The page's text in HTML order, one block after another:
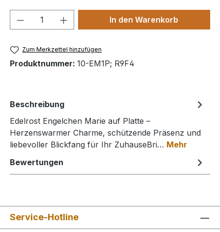
Produkt Anzahl: Gib denIn den Warenkorb
Zum Merkzettel hinzufügen
Produktnummer: 10-EM1P; R9F4
Beschreibung
Edelrost Engelchen Marie auf Platte –
Herzenswarmer Charme, schützende Präsenz und
liebevoller Blickfang für Ihr ZuhauseBri… Mehr
Bewertungen
Service-Hotline